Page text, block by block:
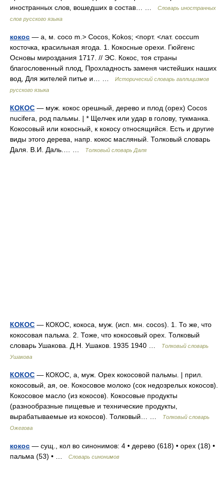
иностранных слов, вошедших в состав… …
Словарь иностранных
слов русского языка
кокос — а, м. coco m.> Cocos, Kokos; <порт. <лат. coccum
косточка, красильная ягода. 1. Кокосные орехи. Гюйгенс
Основы мироздания 1717. // ЭС. Кокос, тоя страны
благословенный плод, Прохладность заменя чистейших наших
вод, Для жителей питье и… …
Исторический словарь галлицизмов
русского языка
КОКОС — муж. кокос орешный, дерево и плод (орех) Cocos
nucifera, род пальмы. | * Щелчек или удар в голову, тукманка.
Кокосовый или кокосный, к кокосу относящийся. Есть и другие
виды этого дерева, напр. кокос масляный. Толковый словарь
Даля. В.И. Даль.… …
Толковый словарь Даля
КОКОС — КОКОС, кокоса, муж. (исп. мн. cocos). 1. То же, что
кокосовая пальма. 2. Тоже, что кокосовый орех. Толковый
словарь Ушакова. Д.Н. Ушаков. 1935 1940 …
Толковый словарь
Ушакова
КОКОС — КОКОС, а, муж. Орех кокосовой пальмы. | прил.
кокосовый, ая, ое. Кокосовое молоко (сок недозрелых кокосов).
Кокосовое масло (из кокосов). Кокосовые продукты
(разнообразные пищевые и технические продукты,
вырабатываемые из кокосов). Толковый… …
Толковый словарь
Ожегова
кокос — сущ., кол во синонимов: 4 • дерево (618) • орех (18) •
пальма (53) • …
Словарь синонимов